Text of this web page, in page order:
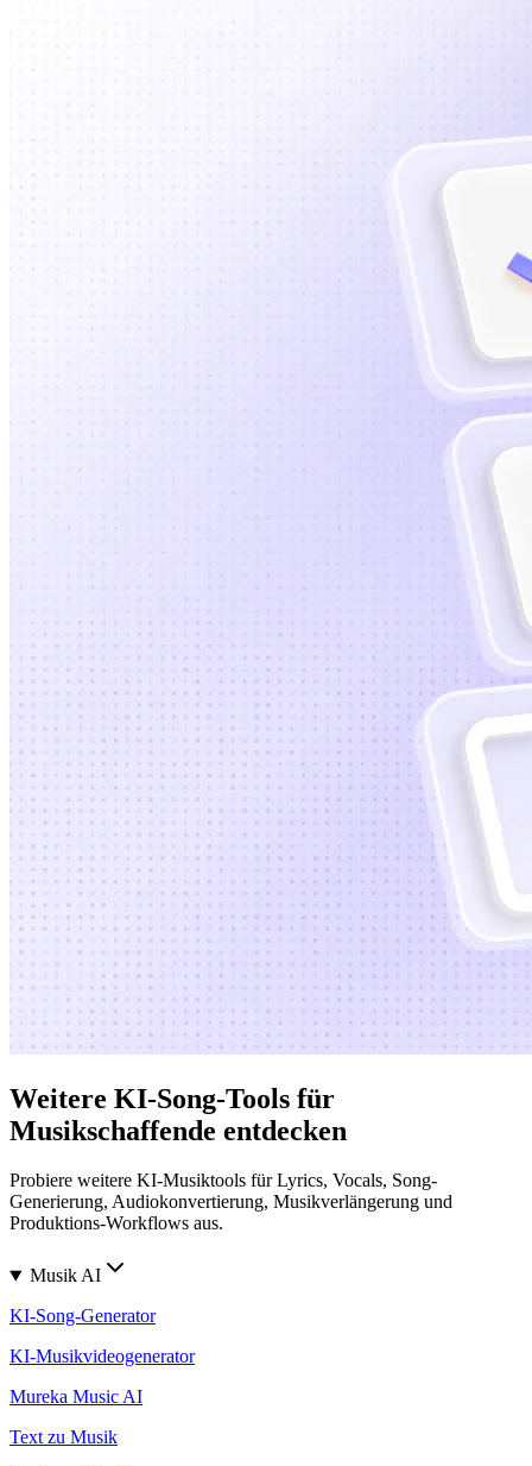
Weitere KI-Song-Tools für
Musikschaffende entdecken
Probiere weitere KI-Musiktools für Lyrics, Vocals, Song-
Generierung, Audiokonvertierung, Musikverlängerung und
Produktions-Workflows aus.
Musik AI
KI-Song-Generator
KI-Musikvideogenerator
Mureka Music AI
Text zu Musik